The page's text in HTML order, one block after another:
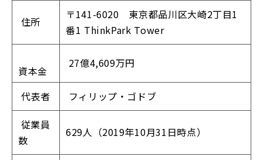
住所
〒141-6020 東京都品川区大崎2丁目1
番1 ThinkPark Tower
資本金
27億4,609万円
代表者
フィリップ・ゴドブ
従業員
数
629人（2019年10月31日時点）